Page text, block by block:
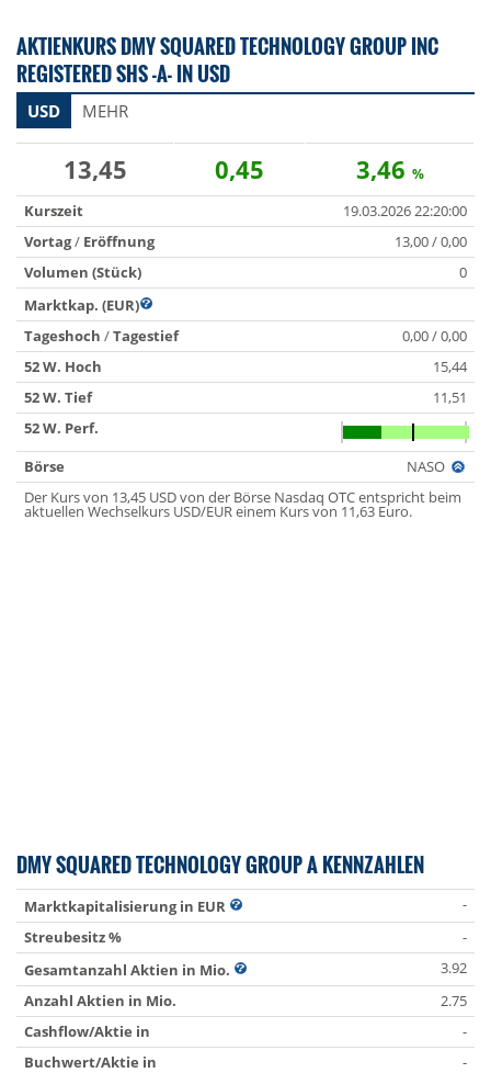
AKTIENKURS DMY SQUARED TECHNOLOGY GROUP INC
REGISTERED SHS -A- IN USD
USD MEHR
13,45 0,45 3,46 %
Kurszeit
19.03.2026 22:20:00
Vortag/ Eröffnung
13,00 / 0,00
Volumen (Stück)
0
Marktkap. (EUR)
Tageshoch /Tagestief
0,00 / 0,00
52 W. Hoch
15,44
52 W. Tief
11,51
52 W. Perf.
Börse
NASO
Der Kurs von 13,45 USD von der Börse Nasdaq OTC entspricht beim
aktuellen Wechselkurs USD/EUR einem Kurs von 11,63 Euro.
DMY SQUARED TECHNOLOGY GROUP A KENNZAHLEN
Marktkapitalisierung in EUR
-
Streubesitz %
-
Gesamtanzahl Aktien in Mio.
3.92
Anzahl Aktien in Mio.
2.75
Cashflow/Aktie in
-
Buchwert/Aktie in
-